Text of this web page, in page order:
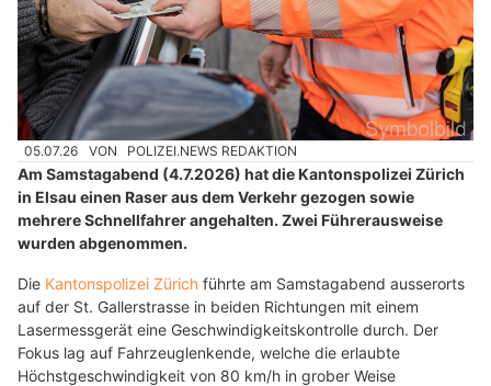
05.07.26 VON POLIZEI.NEWS REDAKTION
Am Samstagabend (4.7.2026) hat die Kantonspolizei Zürich
in Elsau einen Raser aus dem Verkehr gezogen sowie
mehrere Schnellfahrer angehalten. Zwei Führerausweise
wurden abgenommen.
Die Kantonspolizei Zürich führte am Samstagabend ausserorts
auf der St. Gallerstrasse in beiden Richtungen mit einem
Lasermessgerät eine Geschwindigkeitskontrolle durch. Der
Fokus lag auf Fahrzeuglenkende, welche die erlaubte
Höchstgeschwindigkeit von 80 km/h in grober Weise